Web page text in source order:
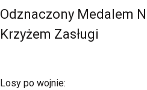
Odznaczony Medalem
Krzyżem Zasługi
Losy po wojnie: